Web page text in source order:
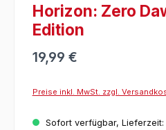
Horizon: Zero
Edition
19,99 €
Preise inkl. MwSt. zzgl.
Sofort verfügbar, Lieferzeit: